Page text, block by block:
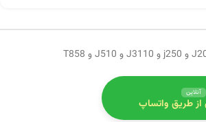
آنلاین
از طریق واتساپ